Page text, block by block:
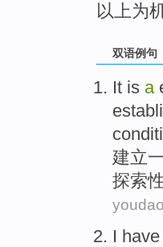
以上为
双语例句
It is a
建立
探索
youdao
I have